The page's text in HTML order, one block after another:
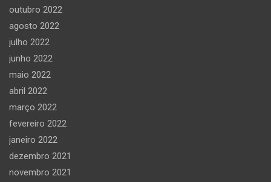
outubro 2022
agosto 2022
julho 2022
junho 2022
maio 2022
abril 2022
março 2022
fevereiro 2022
janeiro 2022
dezembro 2021
novembro 2021